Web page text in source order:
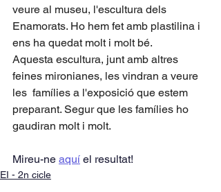
veure al museu, l'escultura dels
Enamorats. Ho hem fet amb plastilina i
ens ha quedat molt i molt bé.
Aquesta escultura, junt amb altres
feines mironianes, les vindran a veure
les  famílies a l'exposició que estem
preparant. Segur que les famílies ho
gaudiran molt i molt.
Mireu-ne aquí el resultat!
EI - 2n cicle